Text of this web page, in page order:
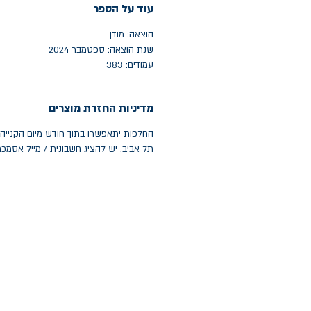
עוד על הספר
הוצאה: מודן
שנת הוצאה: ספטמבר 2024
עמודים: 383
מדיניות החזרת מוצרים
תל אביב. יש להציג חשבונית / מייל